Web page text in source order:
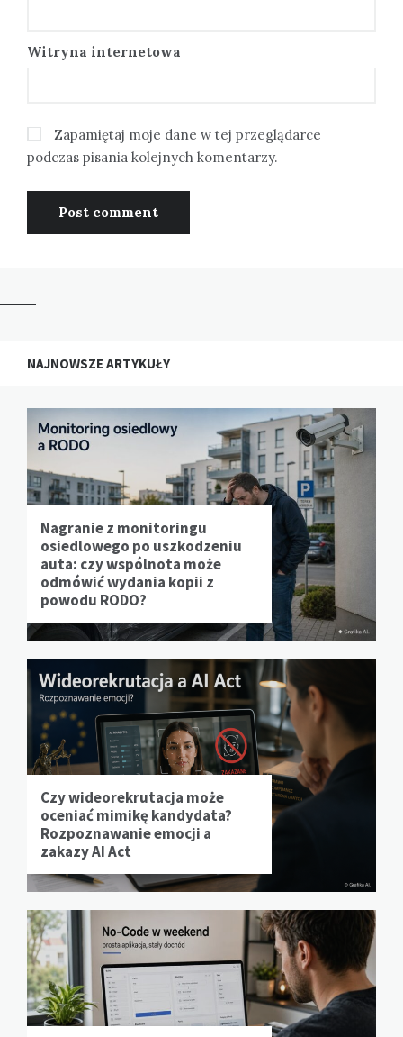
Witryna internetowa
Zapamiętaj moje dane w tej przeglądarce
podczas pisania kolejnych komentarzy.
NAJNOWSZE ARTYKUŁY
Nagranie z monitoringu
osiedlowego po uszkodzeniu
auta: czy wspólnota może
odmówić wydania kopii z
powodu RODO?
Czy wideorekrutacja może
oceniać mimikę kandydata?
Rozpoznawanie emocji a
zakazy AI Act